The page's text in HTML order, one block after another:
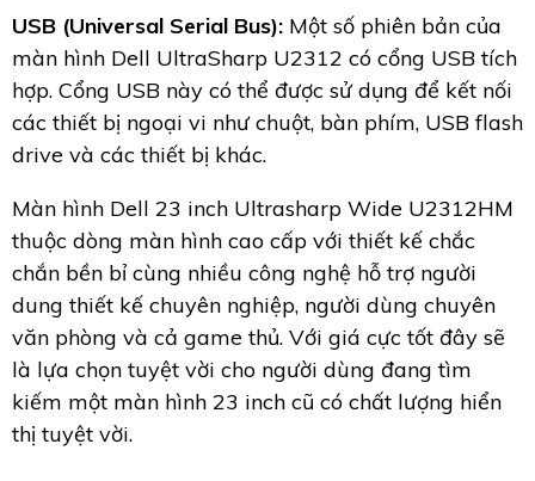
USB (Universal Serial Bus): Một số phiên bản của
màn hình Dell UltraSharp U2312 có cổng USB tích
hợp. Cổng USB này có thể được sử dụng để kết nối
các thiết bị ngoại vi như chuột, bàn phím, USB flash
drive và các thiết bị khác.
Màn hình Dell 23 inch Ultrasharp Wide U2312HM
thuộc dòng màn hình cao cấp với thiết kế chắc
chắn bền bỉ cùng nhiều công nghệ hỗ trợ người
dung thiết kế chuyên nghiệp, người dùng chuyên
văn phòng và cả game thủ. Với giá cực tốt đây sẽ
là lựa chọn tuyệt vời cho người dùng đang tìm
kiếm một màn hình 23 inch cũ có chất lượng hiển
thị tuyệt vời.